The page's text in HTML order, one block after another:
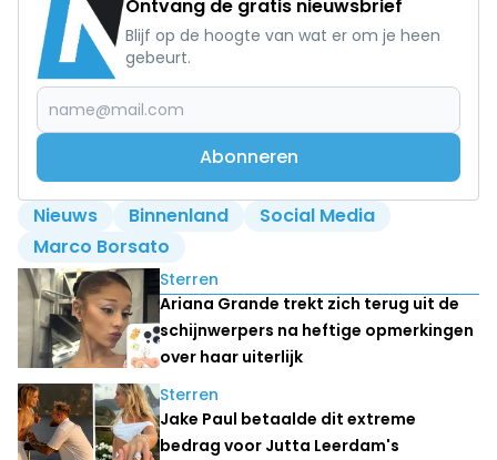
Ontvang de gratis nieuwsbrief
Blijf op de hoogte van wat er om je heen
gebeurt.
Abonneren
Nieuws Binnenland
Social Media
Marco Borsato
Lees ook
Sterren
Ariana Grande trekt zich terug uit de
schijnwerpers na heftige opmerkingen
over haar uiterlijk
Sterren
Jake Paul betaalde dit extreme
bedrag voor Jutta Leerdam's